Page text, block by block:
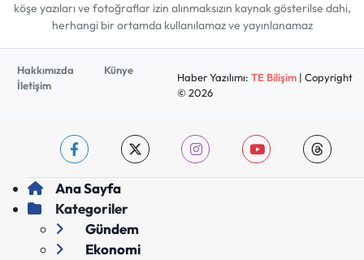
köşe yazıları ve fotoğraflar izin alınmaksızın kaynak gösterilse dahi,
herhangi bir ortamda kullanılamaz ve yayınlanamaz
Hakkımızda
Künye
İletişim
Haber Yazılımı: TE Bilişim| Copyright
© 2026
Ana Sayfa
Kategoriler
Gündem
Ekonomi